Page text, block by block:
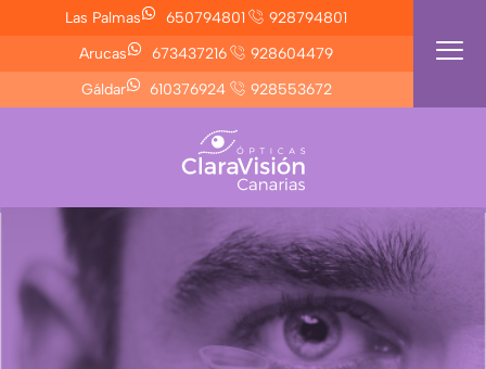
al
contenido
Las Palmas 650794801
928794801
Arucas
673437216
928604479
Gáldar
610376924 928553672